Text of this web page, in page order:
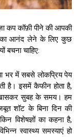
कप कॉफ़ी पीने की आपकी
का आनंद लेने के लिए कुछ
चाहिए:
भर में सबसे लोकप्रिय पेय
है। इसमें कैफीन होता है,
खासकर सुबह के समय। हम
शॉट के बिना दिन की
विशेषज्ञों का कहना है,
स्वास्थ्य समस्याएं हो